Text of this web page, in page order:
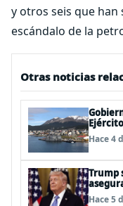
y otros seis que
escándalo de la
Otras noticias
Hace 4
Trump
Hace 5